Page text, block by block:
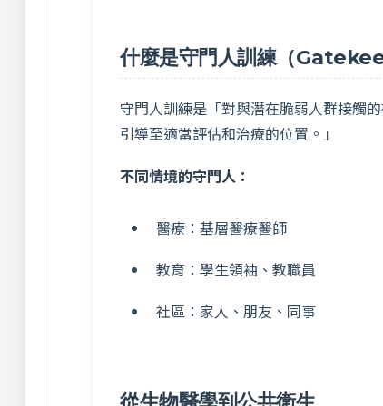
什麼是守門人訓練（
守門人訓練是「對與潛在脆弱人群接觸
引導至適當評估和治療的位置。」
不同情境的守門人：
醫療：基層醫療醫師
教育：學生領袖、教職員
社區：家人、朋友、同事